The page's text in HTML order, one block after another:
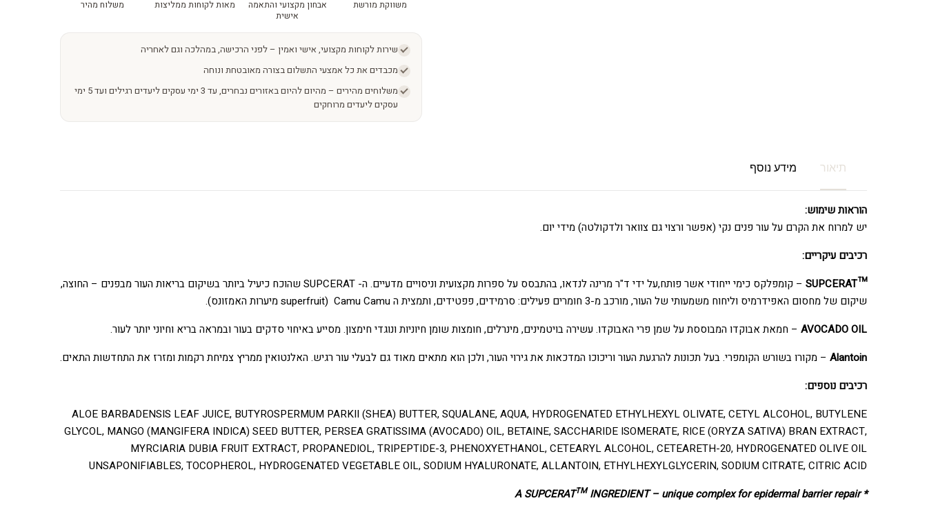
quantity
משווקת מורשת
אבחון מקצועי והתאמה
אישית
מאות לקוחות ממליצות משלוח מהיר
שירות לקוחות מקצועי, אישי ואמין – לפני הרכישה, במהלכה וגם לאחריה
מכבדים את כל אמצעי התשלום בצורה מאובטחת ונוחה
משלוחים מהירים – מהיום להיום באזורים נבחרים, עד 3 ימי עסקים ליעדים רגילים ועד 5 ימי
עסקים ליעדים מרוחקים
תיאור מידע נוסף
הוראות שימוש:
יש למרוח את הקרם על עור פנים נקי (אפשר ורצוי גם צוואר ולדקולטה) מידי יום.
רכיבים עיקריים:
™️SUPCERAT
– קומפלקס כימי ייחודי אשר פותח,על ידי ד"ר מרינה לנדאו, בהתבסס על ספרות מקצועית וניסויים מדעיים. ה- SUPCERAT שהוכח כיעיל ביותר בשיקום בריאות העור מבפנים – החוצה,
שיקום של מחסום האפידרמיס וליחוח משמעותי של העור, מורכב מ-3 חומרים פעילים: סרמידים, פפטידים, ותמצית ה Camu Camu (superfruit מיערות האמזונס).
AVOCADO OIL – חמאת אבוקדו המבוססת על שמן פרי האבוקדו. עשירה בויטמינים, מינרלים, חומצות שומן חיוניות ונוגדי חימצון. מסייע באיחוי סדקים בעור ובמראה בריא וחיוני יותר לעור.
Alantoin – מקורו בשורש הקומפרי. בעל תכונות להרגעת העור וריכוכו המדכאות את גירוי העור, ולכן הוא מתאים מאוד גם לבעלי עור רגיש. האלנטואין ממריץ צמיחת רקמות ומזרז את התחדשות התאים.
רכיבים נוספים:
ALOE BARBADENSIS LEAF JUICE, BUTYROSPERMUM PARKII (SHEA) BUTTER, SQUALANE, AQUA, HYDROGENATED ETHYLHEXYL OLIVATE, CETYL ALCOHOL, BUTYLENE
GLYCOL, MANGO (MANGIFERA INDICA) SEED BUTTER, PERSEA GRATISSIMA (AVOCADO) OIL, BETAINE, SACCHARIDE ISOMERATE, RICE (ORYZA SATIVA) BRAN EXTRACT,
MYRCIARIA DUBIA FRUIT EXTRACT, PROPANEDIOL, TRIPEPTIDE-3, PHENOXYETHANOL, CETEARYL ALCOHOL, CETEARETH-20, HYDROGENATED OLIVE OIL
UNSAPONIFIABLES, TOCOPHEROL, HYDROGENATED VEGETABLE OIL, SODIUM HYALURONATE, ALLANTOIN, ETHYLHEXYLGLYCERIN, SODIUM CITRATE, CITRIC ACID
* A SUPCERAT
TMINGREDIENT – unique complex for epidermal barrier repair